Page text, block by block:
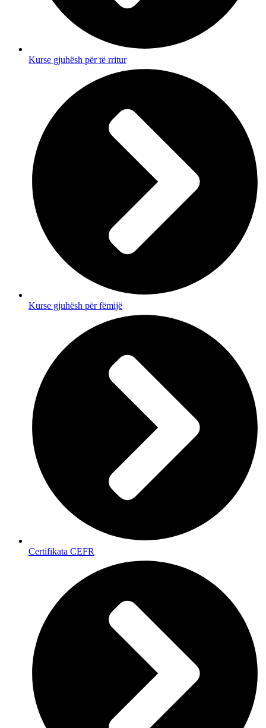
Kurse gjuhësh për të rritur
Kurse gjuhësh për fëmijë
Certifikata CEFR